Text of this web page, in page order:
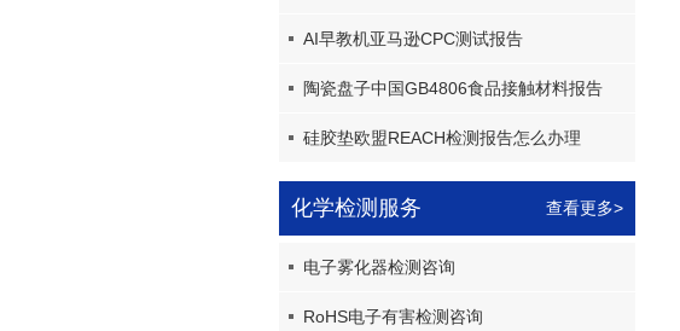
AI早教机亚马逊CPC测试报告
陶瓷盘子中国GB4806食品接触材料报告
硅胶垫欧盟REACH检测报告怎么办理
化学检测服务 查看更多>
电子雾化器检测咨询
RoHS电子有害检测咨询